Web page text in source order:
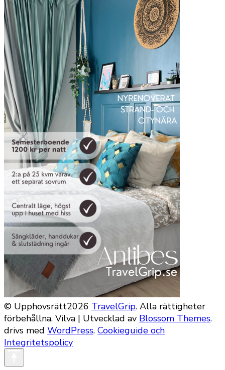
© Upphovsrätt2026 TravelGrip. Alla rättigheter
förbehållna. Vilva | Utvecklad av Blossom Themes.
drivs med WordPress. Cookieguide och
Integritetspolicy